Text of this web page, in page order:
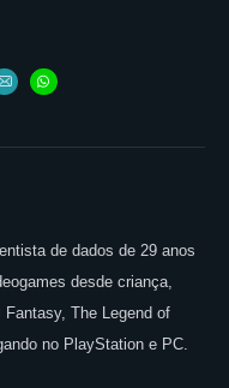
de dados de 29 anos
desde criança,
The Legend of
no PlayStation e PC.